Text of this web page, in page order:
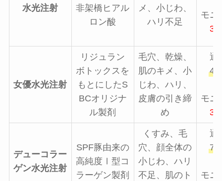
水光注射
非架橋ヒアル
ロン酸
メ、小じわ、
ハリ不足
モニ
女優水光注射
リジュラン
ボトックスを
もとにしたS
BCオリジナ
ル製剤
毛穴、乾燥、
肌のキメ、小
じわ、ハリ、
皮膚の引き締
め
通
モニ
デューコラー
ゲン水光注射
SPF豚由来の
高純度Ⅰ型コ
ラーゲン製剤
くすみ、毛
穴、顔全体の
小じわ、ハリ
不足、肌のト
通
モニ